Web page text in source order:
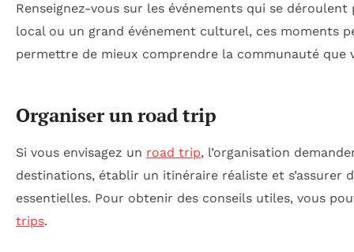
Renseignez-vous sur les événements qui se
local ou un grand événement culturel, ces moments
permettre de mieux comprendre la communauté que
Organiser un road trip
Si vous envisagez un road trip, l’organisation
destinations, établir un itinéraire réaliste et s’assurer
essentielles. Pour obtenir des conseils utiles, vous
trips.